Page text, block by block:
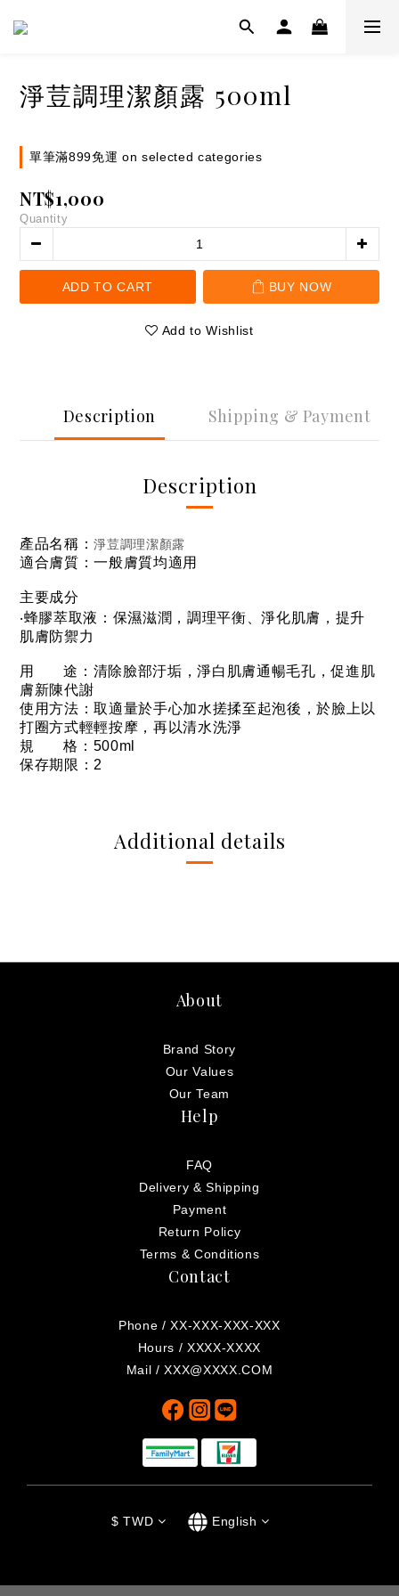
淨荳調理潔顏露 500ml
單筆滿899免運 on selected categories
NT$1,000
Quantity
ADD TO CART BUY NOW
Add to Wishlist
Description Shipping & Payment
Description
產品名稱：淨荳調理潔顏露
適合膚質：一般膚質均適用
主要成分
‧蜂膠萃取液：保濕滋潤，調理平衡、淨化肌膚，提升
肌膚防禦力
用 途：清除臉部汙垢，淨白肌膚通暢毛孔，促進肌
膚新陳代謝
使用方法：取適量於手心加水搓揉至起泡後，於臉上以
打圈方式輕輕按摩，再以清水洗淨
規 格：500ml
保存期限：2
Additional details
About
Brand Story
Our Values
Our Team
Help
FAQ
Delivery & Shipping
Payment
Return Policy
Terms & Conditions
Contact
Phone / XX-XXX-XXX-XXX
Hours / XXXX-XXXX
Mail / XXX@XXXX.COM
$ TWD English